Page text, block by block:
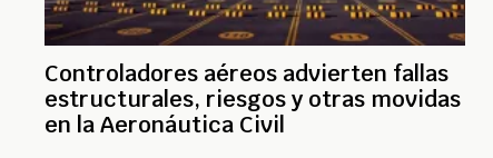
Controladores aéreos advierten fallas
estructurales, riesgos y otras movidas
en la Aeronáutica Civil